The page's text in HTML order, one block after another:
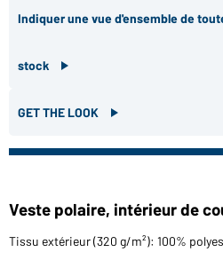
Indiquer une vue d'ensemble de
stock
GET THE LOOK
Veste polaire, intérieur de
Tissu extérieur (320 g/m²): 100%